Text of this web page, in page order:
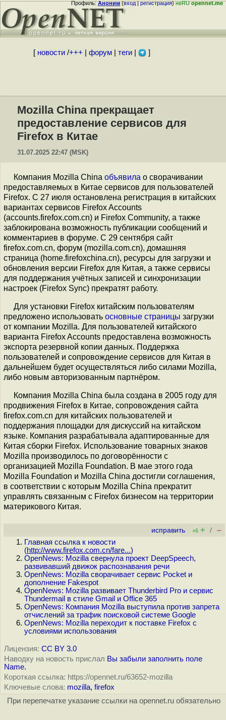
Профиль:Аноним(вход|регистрация)неRUopennet.me
[ новости/+++ форум| теги| ]
Mozilla China прекращает
предоставление сервисов для
Firefox в Китае
31.07.2025 22:47 (MSK)
Компания Mozilla China объявила о сворачивании
предоставляемых в Китае сервисов для пользователей
Firefox. С 27 июля остановлена регистрация в китайских
вариантах сервисов Firefox Accounts
(accounts.firefox.com.cn) и Firefox Community, а также
заблокирована возможность публикации сообщений и
комментариев в форуме. С 29 сентября сайт
firefox.com.cn, форум (mozilla.com.cn), домашняя
страница (home.firefoxchina.cn), ресурсы для загрузки и
обновления версии Firefox для Китая, а также сервисы
для поддержания учётных записей и синхронизации
настроек (Firefox Sync) прекратят работу.
Для установки Firefox китайским пользователям
предложено использовать основные страницы загрузки
от компании Mozilla. Для пользователей китайского
варианта Firefox Accounts предоставлена возможность
экспорта резервной копии данных. Поддержка
пользователей и сопровождение сервисов для Китая в
дальнейшем будет осуществляться либо силами Mozilla,
либо новым авторизованным партнёром.
Компания Mozilla China была создана в 2005 году для
продвижения Firefox в Китае, сопровождения сайта
firefox.com.cn для китайских пользователей и
поддержания площадки для дискуссий на китайском
языке. Компания разрабатывала адаптированные для
Китая сборки Firefox. Использование товарных знаков
Mozilla производилось по договорённости с
организацией Mozilla Foundation. В мае этого года
Mozilla Foundation и Mozilla China достигли соглашения,
в соответствии с которым Mozilla China прекратит
управлять связанным с Firefox бизнесом на территории
материкового Китая.
исправить +6 + / –
Главная ссылка к новости
(http://www.firefox.com.cn/fare...)
OpenNews: Mozilla свернула проект DeepSpeech,
развивавший движок распознавания речи
OpenNews: Mozilla сворачивает сервис Pocket и
дополнение Fakespot
OpenNews: Mozilla развивает Thunderbird Pro и сервис
Thundermail в стиле Gmail и Office 365
OpenNews: Компания Mozilla выступила против запрета
отчислений за трафик поисковой системе Google
OpenNews: Mozilla переходит к поставке Firefox с
условиями использования
Лицензия: CC BY 3.0
Наводку на новость прислал Вы забыли заполнить поле
Name.
Короткая ссылка: https://opennet.ru/63652-mozilla
Ключевые слова: mozilla, firefox
При перепечатке указание ссылки на opennet.ru обязательно